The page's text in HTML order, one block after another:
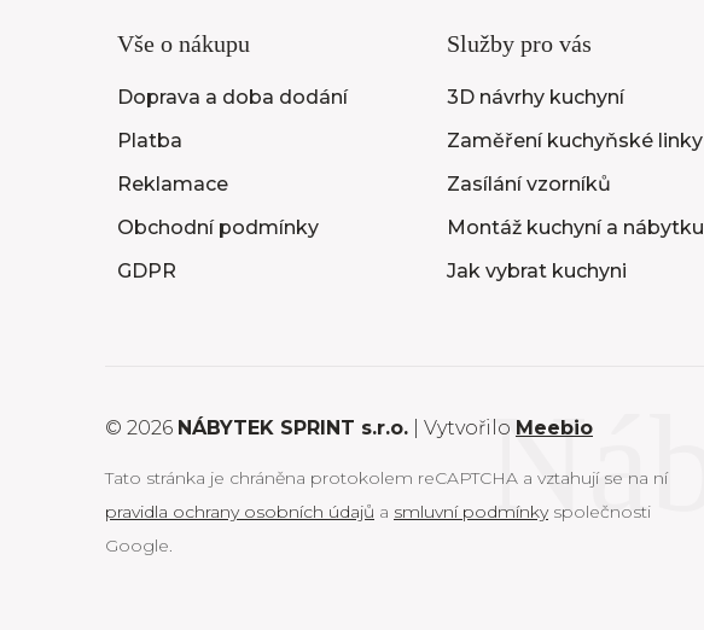
Vše o nákupu
Doprava a doba dodání
Platba
Reklamace
Obchodní podmínky
GDPR
Služby pro vás
3D návrhy kuchyní
Zaměření kuchyňské linky
Zasílání vzorníků
Montáž kuchyní a nábytku
Jak vybrat kuchyni
© 2026 NÁBYTEK SPRINT s.r.o. | Vytvořilo Meebio
Tato stránka je chráněna protokolem reCAPTCHA a vztahují se na ní
pravidla ochrany osobních údajů a smluvní podmínkyspolečnosti
Google.